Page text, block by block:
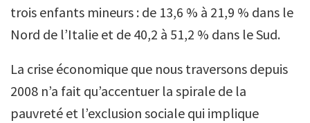
trois enfants mineurs : de 13,6 % à 21,9 % dans le
Nord de l’Italie et de 40,2 à 51,2 % dans le Sud.
La crise économique que nous traversons depuis
2008 n’a fait qu’accentuer la spirale de la
pauvreté et l’exclusion sociale qui implique